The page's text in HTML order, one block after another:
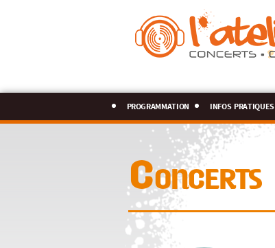
programmation infos pratiques
Concerts